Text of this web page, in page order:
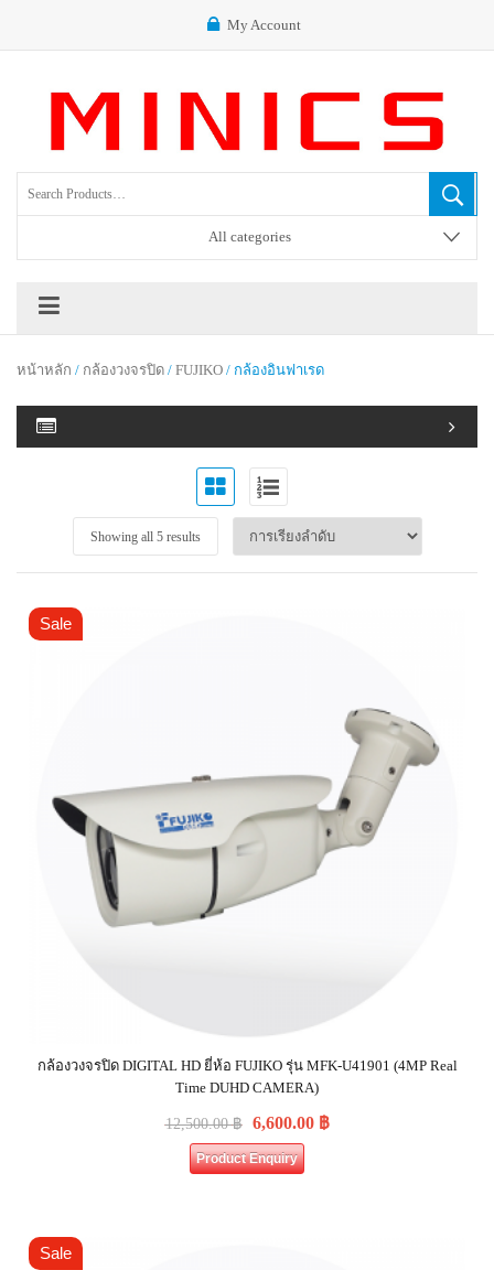
My Account
All categories
หน้าหลัก / กล้องวงจรปิด / FUJIKO / กล้องอินฟาเรด
Showing all 5 results
Sale
กล้องวงจรปิด DIGITAL HD ยี่ห้อ FUJIKO รุ่น MFK-U41901 (4MP Real
Time DUHD CAMERA)
12,500.00฿ 6,600.00 ฿
Product Enquiry
Sale